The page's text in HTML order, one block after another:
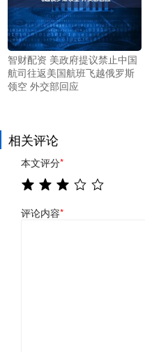
智财配资 美政府提议禁止中国
航司往返美国航班飞越俄罗斯
领空 外交部回应
相关评论
本文评分*
评论内容*